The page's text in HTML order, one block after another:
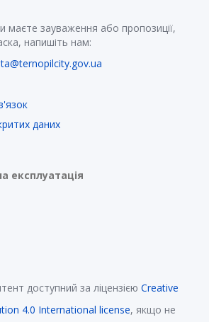
маєте зауваження або пропозиції,
напишіть нам:
даних
експлуатація
доступний за ліцензією Creative
4.0 International license, якщо не